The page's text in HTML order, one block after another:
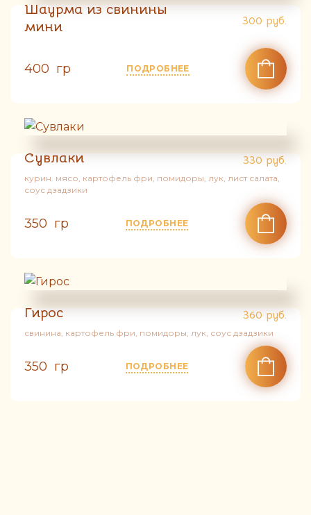
Шаурма из свинины
мини
300 руб.
400 гр ПОДРОБНЕЕ
Сувлаки 330 руб.
курин. мясо, картофель фри, помидоры, лук, лист салата,
соус дзадзики
350 гр ПОДРОБНЕЕ
Гирос 360 руб.
свинина, картофель фри, помидоры, лук, соус дзадзики
350 гр ПОДРОБНЕЕ